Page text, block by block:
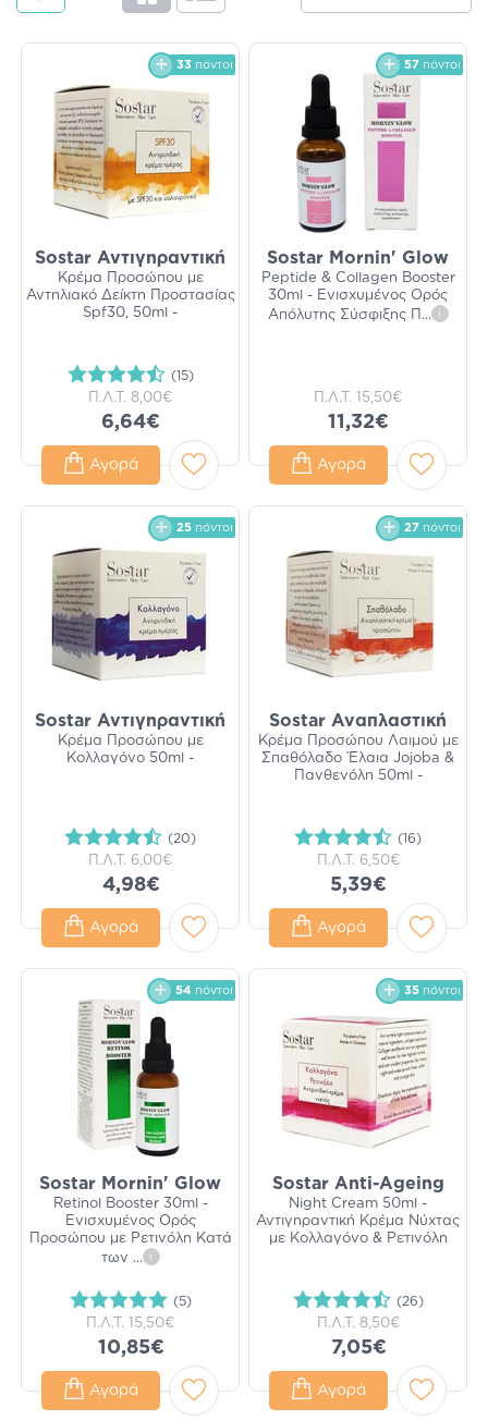
33 πόντοι
Sostar Αντιγηραντική
Κρέμα Προσώπου με
Αντηλιακό Δείκτη Προστασίας
Spf30, 50ml -
(15)
Π.Λ.Τ. 8,00€
6,64€
Αγορά
57 πόντοι
Sostar Mornin' Glow
Peptide & Collagen Booster
30ml - Ενισχυμένος Ορός
Απόλυτης Σύσφιξης Π
... i
Π.Λ.Τ. 15,50€
11,32€
Αγορά
25 πόντοι
Sostar Αντιγηραντική
Κρέμα Προσώπου με
Κολλαγόνο 50ml -
(20)
Π.Λ.Τ. 6,00€
4,98€
Αγορά
27 πόντοι
Sostar Αναπλαστική
Κρέμα Προσώπου Λαιμού με
Σπαθόλαδο Έλαια Jojoba &
Πανθενόλη 50ml -
(16)
Π.Λ.Τ. 6,50€
5,39€
Αγορά
54 πόντοι
Sostar Mornin' Glow
Retinol Booster 30ml -
Ενισχυμένος Ορός
Προσώπου με Ρετινόλη Κατά
των ... i
(5)
Π.Λ.Τ. 15,50€
10,85€
Αγορά
35 πόντοι
Sostar Anti-Ageing
Night Cream 50ml -
Αντιγηραντική Κρέμα Νύχτας
με Κολλαγόνο & Ρετινόλη
(26)
Π.Λ.Τ. 8,50€
7,05€
Αγορά